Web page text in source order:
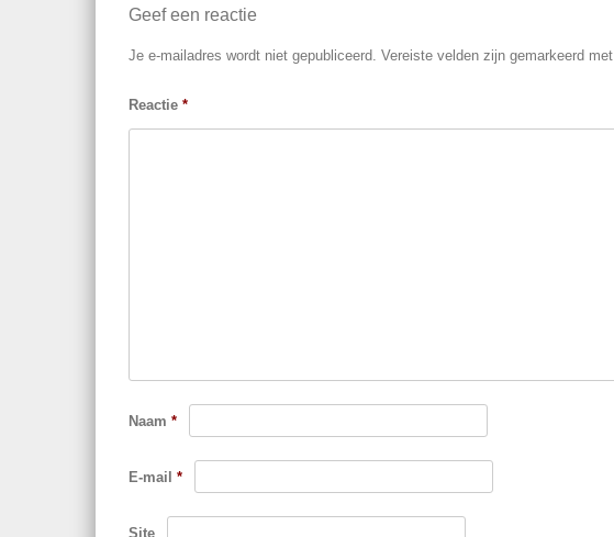
k
Geef een reactie
Je e-mailadres wordt niet gepubliceerd. Vereiste velden zijn gemarkeerd met
Reactie *
Naam *
E-mail *
Site